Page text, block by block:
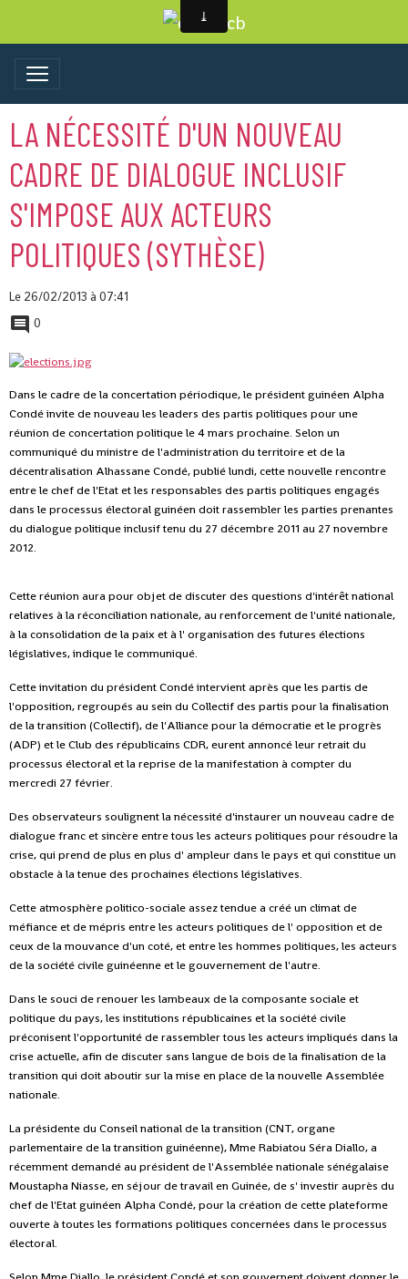
LA NÉCESSITÉ D'UN NOUVEAU
CADRE DE DIALOGUE INCLUSIF
S'IMPOSE AUX ACTEURS
POLITIQUES (SYTHÈSE)
Le 26/02/2013 à 07:41
0
Dans le cadre de la concertation périodique, le président guinéen Alpha
Condé invite de nouveau les leaders des partis politiques pour une
réunion de concertation politique le 4 mars prochaine. Selon un
communiqué du ministre de l'administration du territoire et de la
décentralisation Alhassane Condé, publié lundi, cette nouvelle rencontre
entre le chef de l'Etat et les responsables des partis politiques engagés
dans le processus électoral guinéen doit rassembler les parties prenantes
du dialogue politique inclusif tenu du 27 décembre 2011 au 27 novembre
2012.
Cette réunion aura pour objet de discuter des questions d'intérêt national
relatives à la réconciliation nationale, au renforcement de l'unité nationale,
à la consolidation de la paix et à l' organisation des futures élections
législatives, indique le communiqué.
Cette invitation du président Condé intervient après que les partis de
l'opposition, regroupés au sein du Collectif des partis pour la finalisation
de la transition (Collectif), de l'Alliance pour la démocratie et le progrès
(ADP) et le Club des républicains CDR, eurent annoncé leur retrait du
processus électoral et la reprise de la manifestation à compter du
mercredi 27 février.
Des observateurs soulignent la nécessité d'instaurer un nouveau cadre de
dialogue franc et sincère entre tous les acteurs politiques pour résoudre la
crise, qui prend de plus en plus d' ampleur dans le pays et qui constitue un
obstacle à la tenue des prochaines élections législatives.
Cette atmosphère politico-sociale assez tendue a créé un climat de
méfiance et de mépris entre les acteurs politiques de l' opposition et de
ceux de la mouvance d'un coté, et entre les hommes politiques, les acteurs
de la société civile guinéenne et le gouvernement de l'autre.
Dans le souci de renouer les lambeaux de la composante sociale et
politique du pays, les institutions républicaines et la société civile
préconisent l'opportunité de rassembler tous les acteurs impliqués dans la
crise actuelle, afin de discuter sans langue de bois de la finalisation de la
transition qui doit aboutir sur la mise en place de la nouvelle Assemblée
nationale.
La présidente du Conseil national de la transition (CNT, organe
parlementaire de la transition guinéenne), Mme Rabiatou Séra Diallo, a
récemment demandé au président de l'Assemblée nationale sénégalaise
Moustapha Niasse, en séjour de travail en Guinée, de s' investir auprès du
chef de l'Etat guinéen Alpha Condé, pour la création de cette plateforme
ouverte à toutes les formations politiques concernées dans le processus
électoral.